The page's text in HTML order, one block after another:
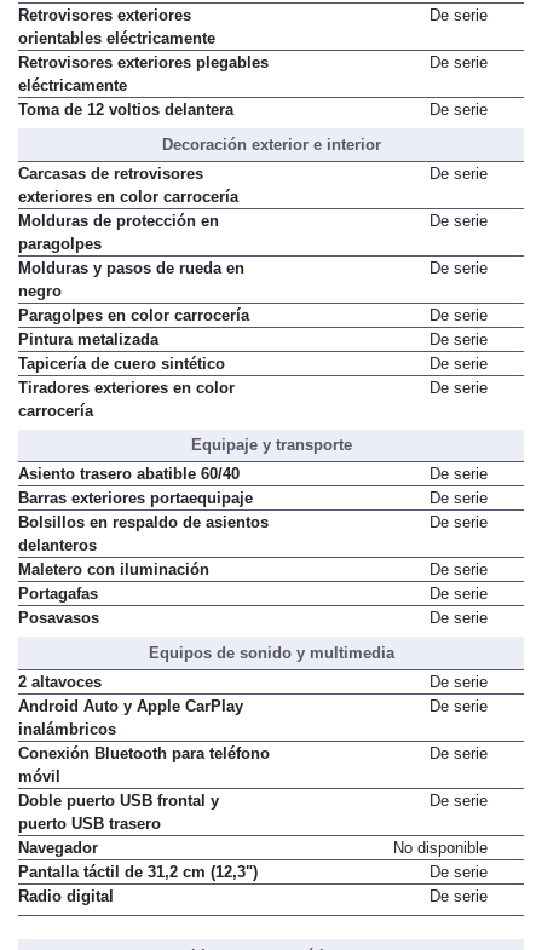
Parasoles con espejo de cortesía
De serie
Retrovisores exteriores
orientables eléctricamente
Retrovisores exteriores plegables
eléctricamente
Decoración exterior e interior
Carcasas de retrovisores
exteriores en color carrocería
Molduras de protección en
paragolpes
Molduras y pasos de rueda en
negro
Paragolpes en color carrocería
De serie
Pintura metalizada
De serie
Tapicería de cuero sintético
De serie
Tiradores exteriores en color
Equipaje y transporte
Asiento trasero abatible 60/40
De serie
Barras exteriores portaequipaje
De serie
Bolsillos en respaldo de asientos
delanteros
Maletero con iluminación
De serie
Portagafas
De serie
Equipos de sonido y multimedia
2 altavoces
De serie
Android Auto y Apple CarPlay
inalámbricos
Conexión Bluetooth para teléfono
móvil
Doble puerto USB frontal y
puerto USB trasero
Navegador
No disponible
Pantalla táctil de 31,2 cm (12,3")
De serie
Radio digital
De serie